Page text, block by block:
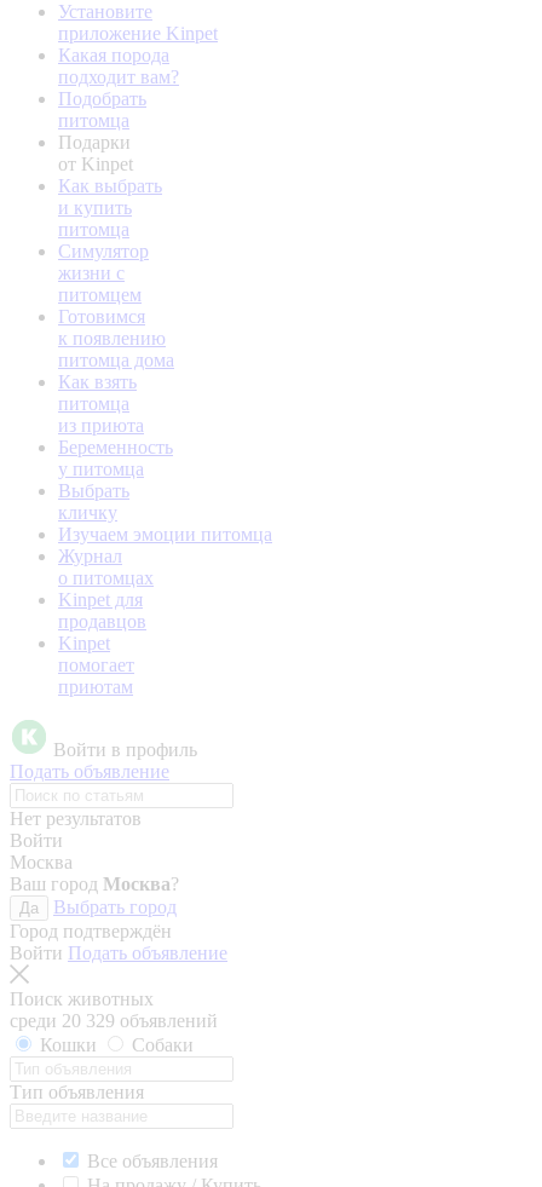
Установите
приложение Kinpet
Какая порода
подходит вам?
Подобрать
питомца
Подарки
от Kinpet
Как выбрать
и купить
питомца
Симулятор
жизни с
питомцем
Готовимся
к появлению
питомца дома
Как взять
питомца
из приюта
Беременность
у питомца
Выбрать
кличку
Изучаем эмоции питомца
Журнал
о питомцах
Kinpet для
продавцов
Kinpet
помогает
приютам
Войти в профиль
Подать объявление
Нет результатов
Войти
Москва
Ваш город Москва?
Да
Выбрать город
Город подтверждён
Войти Подать объявление
Поиск животных
среди 20 329 объявлений
Кошки
Собаки
Тип объявления
Все объявления